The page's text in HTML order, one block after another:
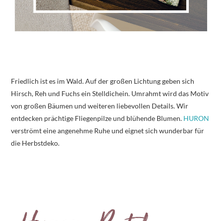
Friedlich ist es im Wald. Auf der großen Lichtung geben sich
Hirsch, Reh und Fuchs ein Stelldichein. Umrahmt wird das Motiv
von großen Bäumen und weiteren liebevollen Details. Wir
entdecken prächtige Fliegenpilze und blühende Blumen. HURON
verströmt eine angenehme Ruhe und eignet sich wunderbar für
die Herbstdeko.